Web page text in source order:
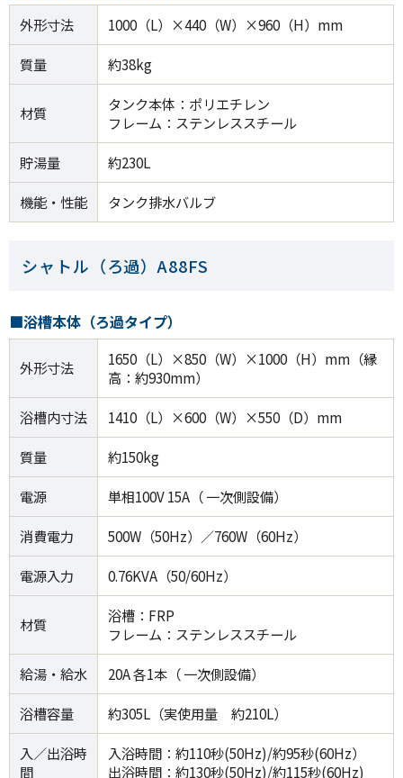
外形寸法
1000（L）×440（W）×960（H）mm
質量
約38kg
材質
タンク本体：ポリエチレン
フレーム：ステンレススチール
貯湯量
約230L
機能・性能
タンク排水バルブ
シャトル（ろ過）A88FS
■浴槽本体（ろ過タイプ）
外形寸法
1650（L）×850（W）×1000（H）mm（縁
高：約930mm）
浴槽内寸法
1410（L）×600（W）×550（D）mm
質量
約150kg
電源
単相100V 15A（ 一次側設備）
消費電力
500W（50Hz）／760W（60Hz）
電源入力
0.76KVA（50/60Hz）
材質
浴槽：FRP
フレーム：ステンレススチール
給湯・給水
20A 各1本（ 一次側設備）
浴槽容量
約305L（実使用量 約210L）
入／出浴時
間
入浴時間：約110秒(50Hz)/約95秒(60Hz）
出浴時間：約130秒(50Hz)/約115秒(60Hz)